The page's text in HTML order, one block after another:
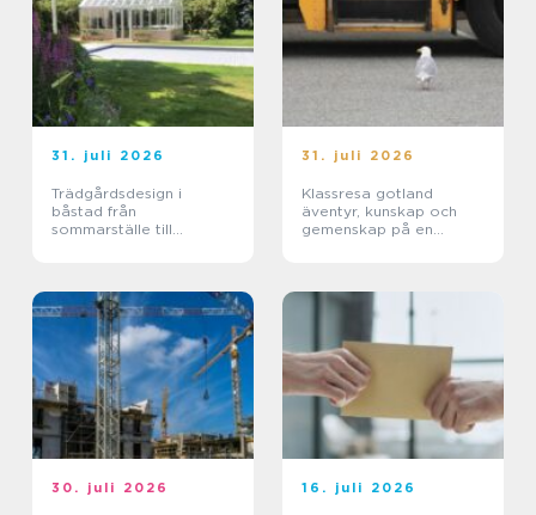
31. juli 2026
Trädgårdsdesign i
båstad från
sommarställe till
31. juli 2026
Klassresa gotland
äventyr, kunskap och
gemenskap på en
30. juli 2026 16. juli 2026